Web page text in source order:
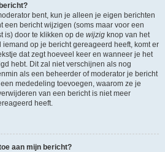
bent, kun je alleen je eigen berichten
een bericht wijzigen (soms maar voor een
is) door te klikken op de wijzig knop van het
op je bericht gereageerd heeft, komt er
dat zegt hoeveel keer en wanneer je het
hebt. Dit zal niet verschijnen als nog
als een beheerder of moderator je bericht
mededeling toevoegen, waarom ze je
van een bericht is niet meer
heeft.
aan mijn bericht?